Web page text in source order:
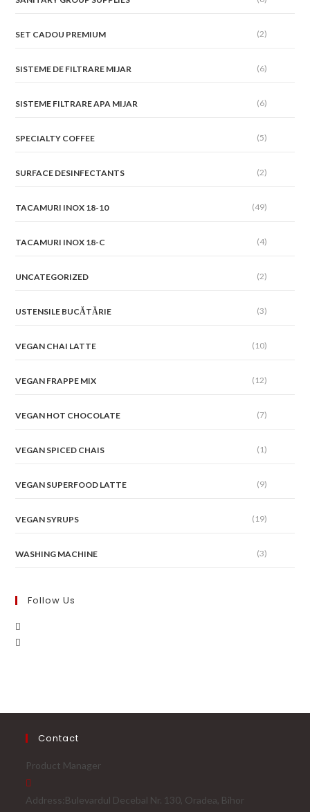
SET CADOU PREMIUM (2)
SISTEME DE FILTRARE MIJAR (6)
SISTEME FILTRARE APA MIJAR (6)
SPECIALTY COFFEE (5)
SURFACE DESINFECTANTS (2)
TACAMURI INOX 18-10 (49)
TACAMURI INOX 18-C (4)
UNCATEGORIZED (2)
USTENSILE BUCĂTĂRIE (3)
VEGAN CHAI LATTE (10)
VEGAN FRAPPE MIX (12)
VEGAN HOT CHOCOLATE (7)
VEGAN SPICED CHAIS (1)
VEGAN SUPERFOOD LATTE (9)
VEGAN SYRUPS (19)
WASHING MACHINE (3)
Follow Us
Contact
Product Manager
Address:Bulevardul Decebal Nr. 130, Oradea, Bihor